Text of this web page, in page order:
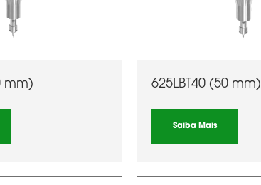
mm) 625LBT40 (50 mm)
Saiba Mais